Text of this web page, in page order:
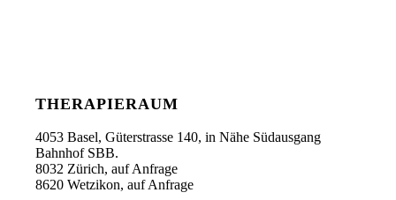
THERAPIERAUM
4053 Basel, Güterstrasse 140, in Nähe Südausgang
Bahnhof SBB.
8032 Zürich, auf Anfrage
8620 Wetzikon, auf Anfrage